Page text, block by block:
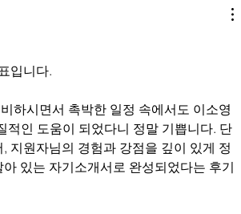
입니다.
하시면서 촉박한 일정 속에서도 이소영
적인 도움이 되었다니 정말 기쁩니다. 단
지원자님의 경험과 강점을 깊이 있게 정
있는 자기소개서로 완성되었다는 후기